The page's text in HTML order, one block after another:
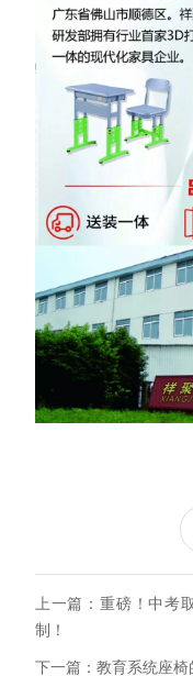
上一篇：重磅！中考
制！
下一篇：教育系统座椅